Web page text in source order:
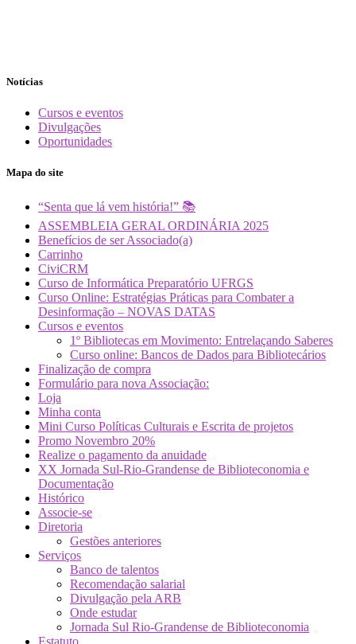
Notícias
Cursos e eventos
Divulgações
Oportunidades
Mapa do site
“Senta que lá vem história!” 📚
ASSEMBLEIA GERAL ORDINÁRIA 2025
Benefícios de ser Associado(a)
Carrinho
CiviCRM
Curso de Informática Preparatório UFRGS
Curso Online: Estratégias Práticas para Combater a
Desinformação – NOVAS DATAS
Cursos e eventos
1º Bibliotecas em Movimento: Entrelaçando Saberes
Curso online: Bancos de Dados para Bibliotecários
Finalização de compra
Formulário para nova Associação:
Loja
Minha conta
Mini Curso Políticas Culturais e Escrita de projetos
Promo Novembro 20%
Realize o pagamento da anuidade
XX Jornada Sul-Rio-Grandense de Biblioteconomia e
Documentação
Histórico
Associe-se
Diretoria
Gestões anteriores
Serviços
Banco de talentos
Recomendação salarial
Divulgação pela ARB
Onde estudar
Jornada Sul Rio-Grandense de Biblioteconomia
Estatuto